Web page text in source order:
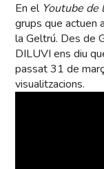
En el Youtube de
grups que actuen
la Geltrú. Des de
DILUVI ens diu
passat 31 de
visualitzacions.